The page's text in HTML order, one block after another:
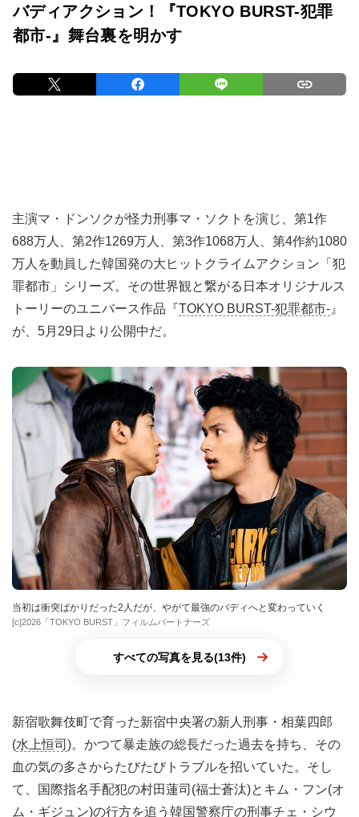
バディアクション！『TOKYO BURST-犯罪
都市-』舞台裏を明かす
主演マ・ドンソクが怪力刑事マ・ソクトを演じ、第1作
688万人、第2作1269万人、第3作1068万人、第4作約1080
万人を動員した韓国発の大ヒットクライムアクション「犯
罪都市」シリーズ。その世界観と繋がる日本オリジナルス
トーリーのユニバース作品『TOKYO BURST-犯罪都市- 』
が、5月29日より公開中だ。
当初は衝突ばかりだった2人だが、やがて最強のバディへと変わっていく
[c]2026「TOKYO BURST」フィルムパートナーズ
すべての写真を見る(13件)
新宿歌舞伎町で育った新宿中央署の新人刑事・相葉四郎
(水上恒司 )。かつて暴走族の総長だった過去を持ち、その
血の気の多さからたびたびトラブルを招いていた。そし
て、国際指名手配犯の村田蓮司(福士蒼汰)とキム・フン(オ
ム・ギジュン)の行方を追う韓国警察庁の刑事チェ・シウ